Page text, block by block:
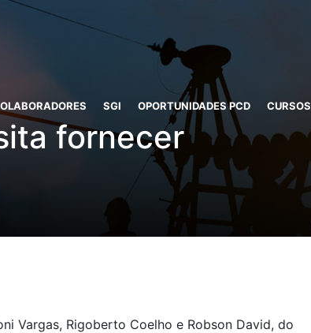
SGI OPORTUNIDADES PCD CURSOS
fornecer
Vargas, Rigoberto Coelho e Robson David, do